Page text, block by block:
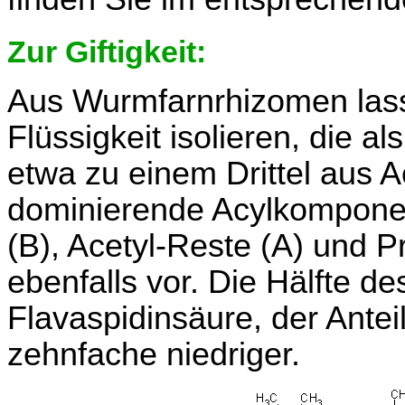
Zur Giftigkeit:
Aus Wurmfarnrhizomen
Flüssigkeit isolieren, die
etwa zu einem Drittel aus
dominierende
(B), Acetyl-Reste (A) und
ebenfalls vor. Die Hälfte
Flavaspidinsäure, der
zehnfache niedriger.